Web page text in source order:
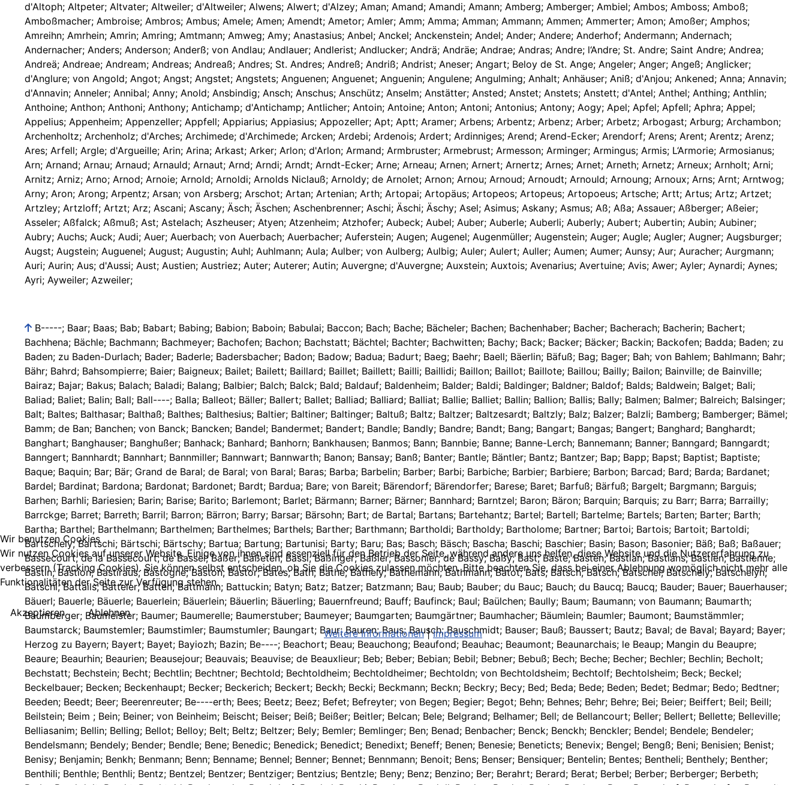
d'Altoph; Altpeter; Altvater; Altweiler; d'Altweiler; Alwens; Alwert; d'Alzey; Aman; Amand; Amandi; Amann; Amberg; Amberger; Ambiel; Ambos; Amboss; Amboß;
Amboßmacher; Ambroise; Ambros; Ambus; Amele; Amen; Amendt; Ametor; Amler; Amm; Amma; Amman; Ammann; Ammen; Ammerter; Amon; Amoßer; Amphos;
Amreihn; Amrhein; Amrin; Amring; Amtmann; Amweg; Amy; Anastasius; Anbel; Anckel; Anckenstein; Andel; Ander; Andere; Anderhof; Andermann; Andernach;
Andernacher; Anders; Anderson; Anderß; von Andlau; Andlauer; Andlerist; Andlucker; Andrä; Andräe; Andrae; Andras; Andre; l‘Andre; St. Andre; Saint Andre; Andrea;
Andreä; Andreae; Andream; Andreas; Andreaß; Andres; St. Andres; Andreß; Andriß; Andrist; Aneser; Angart; Beloy de St. Ange; Angeler; Anger; Angeß; Anglicker;
d'Anglure; von Angold; Angot; Angst; Angstet; Angstets; Anguenen; Anguenet; Anguenin; Angulene; Angulming; Anhalt; Anhäuser; Aniß; d'Anjou; Ankened; Anna; Annavin;
d'Annavin; Anneler; Annibal; Anny; Anold; Ansbindig; Ansch; Anschus; Anschütz; Anselm; Anstätter; Ansted; Anstet; Anstets; Anstett; d'Antel; Anthel; Anthing; Anthlin;
Anthoine; Anthon; Anthoni; Anthony; Antichamp; d'Antichamp; Antlicher; Antoin; Antoine; Anton; Antoni; Antonius; Antony; Aogy; Apel; Apfel; Apfell; Aphra; Appel;
Appelius; Appenheim; Appenzeller; Appfell; Appiarius; Appiasius; Appozeller; Apt; Aptt; Aramer; Arbens; Arbentz; Arbenz; Arber; Arbetz; Arbogast; Arburg; Archambon;
Archenholtz; Archenholz; d'Arches; Archimede; d'Archimede; Arcken; Ardebi; Ardenois; Ardert; Ardinniges; Arend; Arend-Ecker; Arendorf; Arens; Arent; Arentz; Arenz;
Ares; Arfell; Argle; d'Argueille; Arin; Arina; Arkast; Arker; Arlon; d'Arlon; Armand; Armbruster; Armebrust; Armesson; Arminger; Armingus; Armis; L‘Armorie; Armosianus;
Arn; Arnand; Arnau; Arnaud; Arnauld; Arnaut; Arnd; Arndi; Arndt; Arndt-Ecker; Arne; Arneau; Arnen; Arnert; Arnertz; Arnes; Arnet; Arneth; Arnetz; Arneux; Arnholt; Arni;
Arnitz; Arniz; Arno; Arnod; Arnoie; Arnold; Arnoldi; Arnolds Niclauß; Arnoldy; de Arnolet; Arnon; Arnou; Arnoud; Arnoudt; Arnould; Arnoung; Arnoux; Arns; Arnt; Arntwog;
Arny; Aron; Arong; Arpentz; Arsan; von Arsberg; Arschot; Artan; Artenian; Arth; Artopai; Artopäus; Artopeos; Artopeus; Artopoeus; Artsche; Artt; Artus; Artz; Artzet;
Artzley; Artzloff; Artzt; Arz; Ascani; Ascany; Äsch; Äschen; Aschenbrenner; Aschi; Äschi; Äschy; Asel; Asimus; Askany; Asmus; Aß; Aßa; Assauer; Aßberger; Aßeier;
Asseler; Aßfalck; Aßmuß; Ast; Astelach; Aszheuser; Atyen; Atzenheim; Atzhofer; Aubeck; Aubel; Auber; Auberle; Auberli; Auberly; Aubert; Aubertin; Aubin; Aubiner;
Aubry; Auchs; Auck; Audi; Auer; Auerbach; von Auerbach; Auerbacher; Auferstein; Augen; Augenel; Augenmüller; Augenstein; Auger; Augle; Augler; Augner; Augsburger;
Augst; Augstein; Auguenel; August; Augustin; Auhl; Auhlmann; Aula; Aulber; von Aulberg; Aulbig; Auler; Aulert; Auller; Aumen; Aumer; Aunsy; Aur; Auracher; Aurgmann;
Auri; Aurin; Aus; d'Aussi; Aust; Austien; Austriez; Auter; Auterer; Autin; Auvergne; d'Auvergne; Auxstein; Auxtois; Avenarius; Avertuine; Avis; Awer; Ayler; Aynardi; Aynes;
Ayri; Ayweiler; Azweiler;
B-----; Baar; Baas; Bab; Babart; Babing; Babion; Baboin; Babulai; Baccon; Bach; Bache; Bächeler; Bachen; Bachenhaber; Bacher; Bacherach; Bacherin; Bachert; Bachhena; Bächle; Bachmann; Bachmeyer; Bachofen; Bachon; Bachstatt; Bächtel; Bachter; Bachwitten; Bachy; Back; Backer; Bäcker; Backin; Backofen; Badda; Baden; zu Baden; zu Baden-Durlach; Bader; Baderle; Badersbacher; Badon; Badow; Badua; Badurt; Baeg; Baehr; Baell; Bäerlin; Bäfuß; Bag; Bager; Bah; von Bahlem; Bahlmann; Bahr; Bähr; Bahrd; Bahsompierre; Baier; Baigneux; Bailet; Bailett; Baillard; Baillet; Baillett; Bailli; Baillidi; Baillon; Baillot; Baillote; Baillou; Bailly; Bailon; Bainville; de Bainville; Bairaz; Bajar; Bakus; Balach; Baladi; Balang; Balbier; Balch; Balck; Bald; Baldauf; Baldenheim; Balder; Baldi; Baldinger; Baldner; Baldof; Balds; Baldwein; Balget; Bali; Baliad; Baliet; Balin; Ball; Ball----; Balla; Balleot; Bäller; Ballert; Ballet; Balliad; Balliard; Balliat; Ballie; Balliet; Ballin; Ballion; Ballis; Bally; Balmen; Balmer; Balreich; Balsinger; Balt; Baltes; Balthasar; Balthaß; Balthes; Balthesius; Baltier; Baltiner; Baltinger; Baltuß; Baltz; Baltzer; Baltzesardt; Baltzly; Balz; Balzer; Balzli; Bamberg; Bamberger; Bämel; Bamm; de Ban; Banchen; von Banck; Bancken; Bandel; Bandermet; Bandert; Bandle; Bandly; Bandre; Bandt; Bang; Bangart; Bangas; Bangert; Banghard; Banghardt; Banghart; Banghauser; Banghußer; Banhack; Banhard; Banhorn; Bankhausen; Banmos; Bann; Bannbie; Banne; Banne-Lerch; Bannemann; Banner; Banngard; Banngardt; Banngert; Bannhardt; Bannhart; Bannmiller; Bannwart; Bannwarth; Banon; Bansay; Banß; Banter; Bantle; Bäntler; Bantz; Bantzer; Bap; Bapp; Bapst; Baptist; Baptiste; Baque; Baquin; Bar; Bär; Grand de Baral; de Baral; von Baral; Baras; Barba; Barbelin; Barber; Barbi; Barbiche; Barbier; Barbiere; Barbon; Barcad; Bard; Barda; Bardanet; Bardel; Bardinat; Bardona; Bardonat; Bardonet; Bardt; Bardua; Bare; von Bareit; Bärendorf; Bärendorfer; Barese; Baret; Barfuß; Bärfuß; Bargelt; Bargmann; Barguis; Barhen; Barhli; Bariesien; Barin; Barise; Barito; Barlemont; Barlet; Bärmann; Barner; Bärner; Bannhard; Barntzel; Baron; Bäron; Barquin; Barquis; zu Barr; Barra; Barrailly; Barrckge; Barret; Barreth; Barril; Barron; Bärron; Barry; Barsar; Bärsohn; Bart; de Bartal; Bartans; Bartehantz; Bartel; Bartell; Bartelme; Bartels; Barten; Barter; Barth; Bartha; Barthel; Barthelmann; Barthelmen; Barthelmes; Barthels; Barther; Barthmann; Bartholdi; Bartholdy; Bartholome; Bartner; Bartoi; Bartois; Bartoit; Bartoldi; Bartschely; Bartschi; Bärtschi; Bärtschy; Bartua; Bartung; Bartunisi; Barty; Baru; Bas; Basch; Bäsch; Bascha; Baschi; Baschier; Basin; Bason; Basonier; Bäß; Baß; Baßauer; Bassecourt; de la Bassecourt; de Bassel; Baßer; Baßeten; Bassi; Baßinger; Baßler; Bassonier; de Bassy; Baßy; Bast; Baste; Basten; Bastian; Bastians; Bastien; Bastienne; Bastin; Bastion; Bastiraus; Bastogne; Baston; Bastor; Bates; Bath; Bathe; Bathely; Bathemann; Bathmann; Batot; Bats; Batsch; Bätsch; Batschel; Batschely; Batschelyn; Bätschi; Battails; Batteler; Batten; Battmann; Battuckin; Batyn; Batz; Batzer; Batzmann; Bau; Baub; Bauber; du Bauc; Bauch; du Baucq; Baucq; Bauder; Bauer; Bauerhauser; Bäuerl; Bauerle; Bäuerle; Bauerlein; Bäuerlein; Bäuerlin; Bäuerling; Bauernfreund; Bauff; Baufinck; Baul; Baülchen; Baully; Baum; Baumann; von Baumann; Baumarth; Baumberger; Baumeister; Baumer; Baumerelle; Baumerstuber; Baumeyer; Baumgarten; Baumgärtner; Baumhacher; Bäumlein; Baumler; Baumont; Baumstämmler; Baumstarck; Baumstemler; Baumstimler; Baumstumler; Baungart; Baur; Bauren; Baus; Bausch; Bauschmidt; Bauser; Bauß; Baussert; Bautz; Baval; de Baval; Bayard; Bayer; Herzog zu Bayern; Bayert; Bayet; Bayiozh; Bazin; Be----; Beachort; Beau; Beauchong; Beaufond; Beauhac; Beaumont; Beaunarchais; le Beaup; Mangin du Beaupre; Beaure; Beaurhin; Beaurien; Beausejour; Beauvais; Beauvise; de Beauxlieur; Beb; Beber; Bebian; Bebil; Bebner; Bebuß; Bech; Beche; Becher; Bechler; Bechlin; Becholt; Bechstatt; Bechstein; Becht; Bechtlin; Bechtner; Bechtold; Bechtoldheim; Bechtoldheimer; Bechtoldn; von Bechtoldsheim; Bechtolf; Bechtolsheim; Beck; Beckel; Beckelbauer; Becken; Beckenhaupt; Becker; Beckerich; Beckert; Beckh; Becki; Beckmann; Beckn; Beckry; Becy; Bed; Beda; Bede; Beden; Bedet; Bedmar; Bedo; Bedtner; Beeden; Beedt; Beer; Beerenreuter; Be----erth; Bees; Beetz; Beez; Befet; Befreyter; von Begen; Begier; Begot; Behn; Behnes; Behr; Behre; Bei; Beier; Beiffert; Beil; Beill; Beilstein; Beim ; Bein; Beiner; von Beinheim; Beischt; Beiser; Beiß; Beißer; Beitler; Belcan; Bele; Belgrand; Belhamer; Bell; de Bellancourt; Beller; Bellert; Bellette; Belleville; Belliasanim; Bellin; Belling; Bellot; Belloy; Belt; Beltz; Beltzer; Bely; Bemler; Bemlinger; Ben; Benad; Benbacher; Benck; Benckh; Benckler; Bendel; Bendele; Bendeler; Bendelsmann; Bendely; Bender; Bendle; Bene; Benedic; Benedick; Benedict; Benedixt; Beneff; Benen; Benesie; Beneticts; Benevix; Bengel; Bengß; Beni; Benisien; Benist; Benisy; Benjamin; Benkh; Benmann; Benn; Benname; Bennel; Benner; Bennet; Bennmann; Benoit; Bens; Benser; Bensiquer; Bentelin; Bentes; Bentheli; Benthely; Benther; Benthili; Benthle; Benthli; Bentz; Bentzel; Bentzer; Bentziger; Bentzius; Bentzle; Beny; Benz; Benzino; Ber; Berahrt; Berard; Berat; Berbel; Berber; Berberger; Berbeth; Berbr; Berchdolt; Bercht; Berchtold; Berchweyler; Berckdorf; Berckel; Bercki; Berckner; Berdoll; Berdon; Berdot; Berdra; Berdung; Bere; Berendorf; Berendorfer; Berendt; von Berenfels; Bereng; Berenz; Berg; von Berg; von dem Berg; uff dem Berg; am Berg; Bergdoll; Bergdolt; Berger; Bergeron; Bergeron de la Goupilliere; Berget; von Bergheim; Berghen; van den Berghen; Bergier; Bergk; Bergmann; Bergtold; Bergy; Berhard; Berhaus; von Berhausen; Berhs; Berilet; Bering; Beringer; Beris; Berkelin; Berkerich; Berkoffel; Berlet; Berlin; Berling; Berlitz; Bermann; Bermer; Bermlinger; Bern ; Bernard; Bernardin; Bernauer; Bernedt; Berner; Bernet; Bernett; Bernette; Bernetz; von Bernfels; Bernhard; Bernhardi; Bernhardlichen; Bernhardt; Bernhardts; Bernhart; Bernhauer; von Bernhaupt; Bernhöfer; Bernholt; von Bernholt; Bernitz; Bernoth; Bernreuter; Bernschmitt; Bernßheimer; von Bernstein; Bernt; Bernts; Bernuth; Bernutz; Bernütz; Beron; Beroth; Berr; Berre; Berren; Berri; Berrndorfer; Berron; Berrontior; Berrot; de Berroudet; Berruchen; Berrung; Bersch; Berschütz; Berschy; Bersi; Bersing; Berst; Bersy; Bert; Bert de Majeran; Bertel; de Bertel; Bertenrich; Bertes; Berthold; Bertin; Bertirzeig; Bertl; Bertold; Bertolini Zuccarini; Bertoll; Berton; Bertram; Bertrame; Bertrand; du Saint Esprit Bertrand; de Bertrand; Bertrang; Bertsch; Bertschi; Bertschy; Bertung; Bertus; Sankt Bertus; Bertzing; Berund; Berusque; Berxitt; Besch; Bescha; Beschaft; Beschi; Beseber; Besenmann; Beser; Beseuguer; Besind; Besing; Besinger; Besings; Bess; Beßanson; Beße; Beßel; Besserer; Bessers; Bessing; Bessinger; Beßinger; Beßler; Beßling; Besson; de Besterzeig; Bethaann; Betmann; Betram; Betsch; Betsche; Betscheli; Betschen; Betscher; Betschi; Betscholt; Betschter; Betschy; Bett; Bettbür; Bettendorf; de Bettendorf; von Bettendorf; von Bettendorf zu Weidelsheim; von Bettenheim; Bettes; Bettinger; Bettler; Bettmann; von Bettmann; Bettringer; Bettriß; Betty; Betz; Betzinger; Beu; Beuch; Beuchel; Beuchels; Beucher; Beuchin; Beuckh; Boucquenom; Beuer; Beuler; Beumig; Beuron; Beusch; Beuschel; Beuschlin; Beutler; Beuville; Beveyer; Bevin; Bey; Beyd; Beyell; Beyenbach; Beyer; Beyerell; Beyerlin; Beygab; Beyhe; Beyhel; Beyl; Beysel; Beyß; Beysser; Beyßer; Beyt; Biana; Bibal; Bibel; Biber; Bicard; Bich; Bich----; Bichal; Biche; de Bichebois; Bichelberger; de Bichelois; Bichi; Bichinger; Bichler; Bichlinger; Bichmann; Bichoin; Bichon; Bichy; Bick; Bickel; Bicker; Bicking; Bickle; Bideck; Bidermann; Bidet; Bidighofer; Bidikoffer; Bidinger; Bidler; Bidwen; Bieb; Biebel; Biebels; Bieber; Biebler; Biebrit; Biebutius; Biechi; Biedermann; dictus Biedermann; Biedinger; Biedler; Biefrier; Bieger; Biegle; Biegler; Biegmann; Biehin; Biehl; Biehler; von Biehler; Biehlmann; Biel; Bielau; Bieler; von Bieler; Bielinger; Bieller; Bielmann; Bien; Biendekewitsch; Biene; Bienfait; Bieninger; Bienzel; Bier; Bierbach; Bierbaum; Bierbaumin; Bierling; Biermann; Bierminger; Biern; Bierry; Bierson; Biery; Bießer; Bietel; Bietelheimer; Bietiger; Bietinger; Bietschi; Bigan; Bigel; Bigg; Biggelberger; Bigi; Bigier; Bigin; Biging; Bigon; Bigot; Bigy; Bihl; Bihler; Bihson; Bilar; Bilard; Bilarich; Bilau; Bilcher; von Bilderbeck; Bildstein; Bildt; Bildweber; Biler; Bilet; Bilfinger; Bilgard; Bilgra; Bilgram; Biliad; Biliard; Bill; Billa; Billantz; Billard; de Billaut; Billaut; Biller; Billet; Billia; Billiar; Billiard; Billig; Billigann; Billiger; Billighofer; Billinger; Billioux; Billon; Billy; Bilmann; Bilois; Bilstein; Bimann; Bimbel; Binau; Bincker; Binder; Bindinger; Bindner; Bing; Bingel; Binger; Bingert; Bini; Binn; Binna; Binne; Binner; Binser; Binsfeldt; Bintariff; Bintz; Bintzen; Bir; Birch; Birchele; Bircher; Birchert; Birchler; Birck; Bircke; Birckel; Birckele; von Birckenfeld; Bircker; Bircki; Birckle; Bircklein; Birckler; Bircky; Bircle; Birdon; Birel; Birell; Birer; Birgel; Birger; Birgi; Birgnener; Birgy; Biri; Biring; Biringer; Birk; Birkel; Birkeli; von Birkenfeld; Birkenhauer; Birker; Birkholtzer; Birki; Birkköster; Birkle; Birky; Birlach; Birle; Birlen; Birler; Birli; Birlin; Birllen; Birmann; Birnbaum; von Birnhaupt; Birnus; Birny; Birr; Birrer; Birron; Birtel; Birth; Birtscho; Birty; Bisch; Bischbis; Bischer; Bischinger; Bischlinger; Bischof; Bischoff; Bischofs; von Bischofsheim; Bischpinger; Bischt; Bischung; Bischy; Bisert; Bisot; Biß; Bisse; Biße; Bisset; Biston; Bistorf; Bistorff; Bistroff; de la Bite; Bitler; Bitsch; von Bitsch; Bitsche; Bitschen; Bitschenauer; Bitscher; Bittel; Bitter; Bitterle; Bitticher; Bitticker; Bittickhofer; Bittigger; Bittighofer; Bittigkofer; Bittinger; Bittner; Bittung; Bitz; Bitzberger; Bitzbürger; Bitzenhof
Wir benutzen Cookies
Wir nutzen Cookies auf unserer Website. Einige von ihnen sind essenziell für den Betrieb der Seite, während andere uns helfen, diese Website und die Nutzererfahrung zu
verbessern (Tracking Cookies). Sie können selbst entscheiden, ob Sie die Cookies zulassen möchten. Bitte beachten Sie, dass bei einer Ablehnung womöglich nicht mehr alle
Funktionalitäten der Seite zur Verfügung stehen.
Akzeptieren
Ablehnen
Weitere Informationen|Impressum